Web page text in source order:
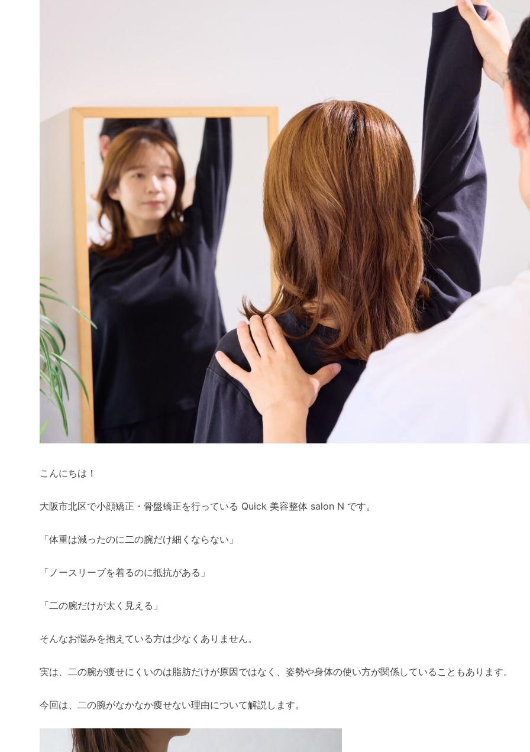
こんにちは！
大阪市北区で小顔矯正・骨盤矯正を行っている Quick 美容整体 salon N です。
「体重は減ったのに二の腕だけ細くならない」
「ノースリーブを着るのに抵抗がある」
「二の腕だけが太く見える」
そんなお悩みを抱えている方は少なくありません。
実は、二の腕が痩せにくいのは脂肪だけが原因ではなく、姿勢や身体の使い方が関係していることもあります。
今回は、二の腕がなかなか痩せない理由について解説します。